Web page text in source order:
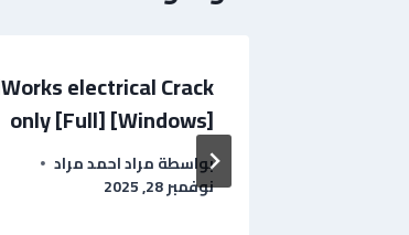
electrical Crack
only [Full] [Windows]
بواسطةمراد احمد مراد
نوفمبر 28, 2025